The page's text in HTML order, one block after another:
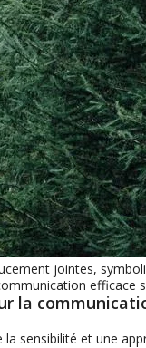
jointes,
efficace
la
sensibilité et une